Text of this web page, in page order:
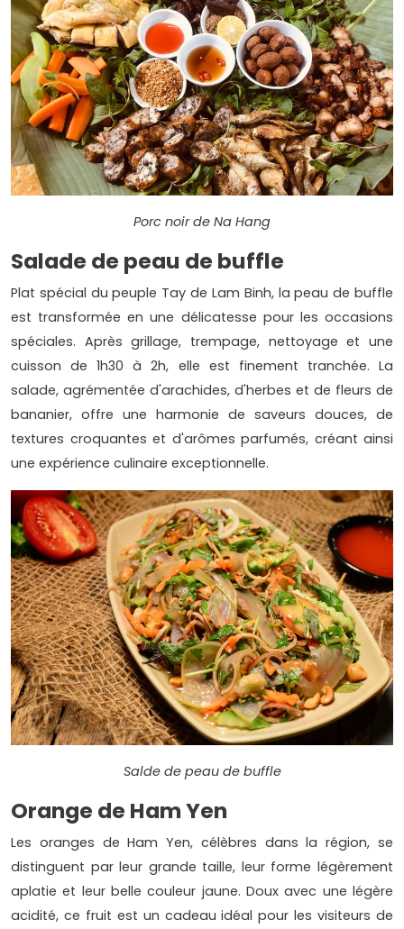
Porc noir de Na Hang
Salade de peau de buffle
Plat spécial du peuple Tay de Lam Binh, la peau de buffle
est transformée en une délicatesse pour les occasions
spéciales. Après grillage, trempage, nettoyage et une
cuisson de 1h30 à 2h, elle est finement tranchée. La
salade, agrémentée d'arachides, d'herbes et de fleurs de
bananier, offre une harmonie de saveurs douces, de
textures croquantes et d'arômes parfumés, créant ainsi
une expérience culinaire exceptionnelle.
Salde de peau de buffle
Orange de Ham Yen
Les oranges de Ham Yen, célèbres dans la région, se
distinguent par leur grande taille, leur forme légèrement
aplatie et leur belle couleur jaune. Doux avec une légère
acidité, ce fruit est un cadeau idéal pour les visiteurs de